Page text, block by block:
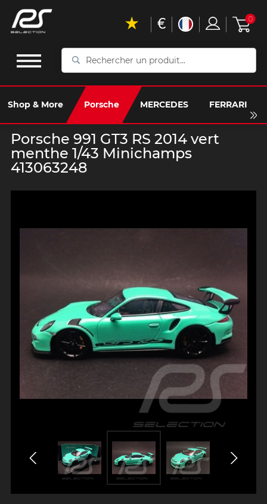
Rechercher
produit...
Shop & More Porsche MERCEDES FERRARI
€ 0
Porsche 991 GT3 RS 2014 vert
menthe 1/43 Minichamps
413063248